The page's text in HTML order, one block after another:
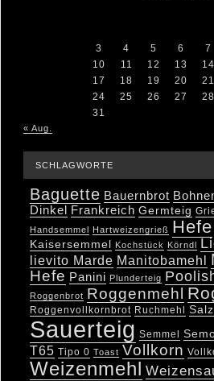
3
4 5 6 7
10
11 12 13 14
17
18 19 20 21
24
25 26 27 28
31
« Aug.
SCHLAGWORTE
Baguette Bauernbrot
Dinkel Frankreich Germteig
Handsemmel
Hartweizengrieß Hefe
Kaisersemmel Kochstück Körndl
lievito Marde Manitobamehl
Hefe Panini Plunderteig
Roggenbrot Roggenmehl
Roggenvollkornbrot Ruchmehl
Sauerteig Semmel
T65 Tipo 0 Toast Vollkorn
Weizenmehl